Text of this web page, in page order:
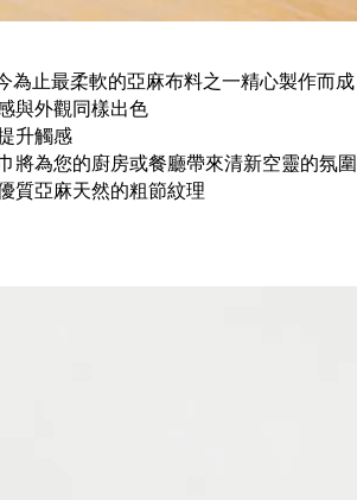
為止最柔軟的亞麻布料之一精心製作而成
與外觀同樣出色
升觸感
將為您的廚房或餐廳帶來清新空靈的氛圍
質亞麻天然的粗節紋理